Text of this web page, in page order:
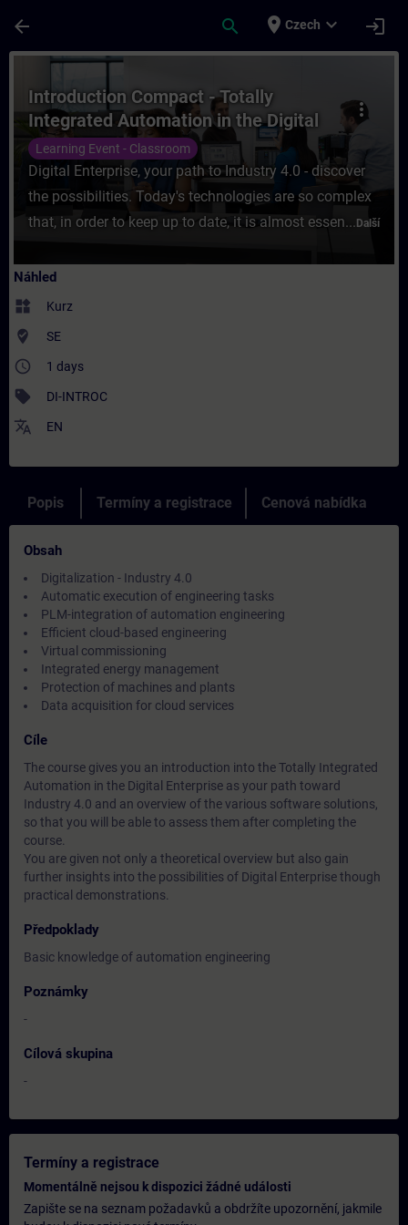
arrow_back search place Czech expand_more login
Kurz - Introduction Compact - Totally
more_vert
Introduction Compact - Totally
Integrated Automation in the Digital
Enterprise
Learning Event - Classroom
Digital Enterprise, your path to Industry 4.0 - discover
the possibilities. Today's technologies are so complex
that, in order to keep up to date, it is almost essen... Další
Náhled
widgets Kurz
where_to_vote SE
access_time 1 days
sell DI-INTROC
translate EN
Popis Termíny a registrace Cenová nabídka
Obsah
Digitalization - Industry 4.0
Automatic execution of engineering tasks
PLM-integration of automation engineering
Efficient cloud-based engineering
Virtual commissioning
Integrated energy management
Protection of machines and plants
Data acquisition for cloud services
Cíle
The course gives you an introduction into the Totally Integrated
Automation in the Digital Enterprise as your path toward
Industry 4.0 and an overview of the various software solutions,
so that you will be able to assess them after completing the
course.
You are given not only a theoretical overview but also gain
further insights into the possibilities of Digital Enterprise though
practical demonstrations.
Předpoklady
Basic knowledge of automation engineering
Poznámky
-
Cílová skupina
-
Termíny a registrace
Momentálně nejsou k dispozici žádné události
Zapište se na seznam požadavků a obdržíte upozornění, jakmile